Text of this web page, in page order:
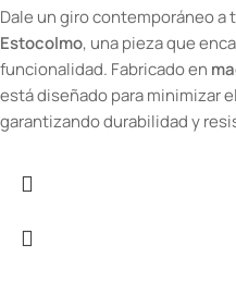
Dale un giro contemporáneo a
Estocolmo, una pieza que
funcionalidad. Fabricado en
está diseñado para minimizar
garantizando durabilidad y